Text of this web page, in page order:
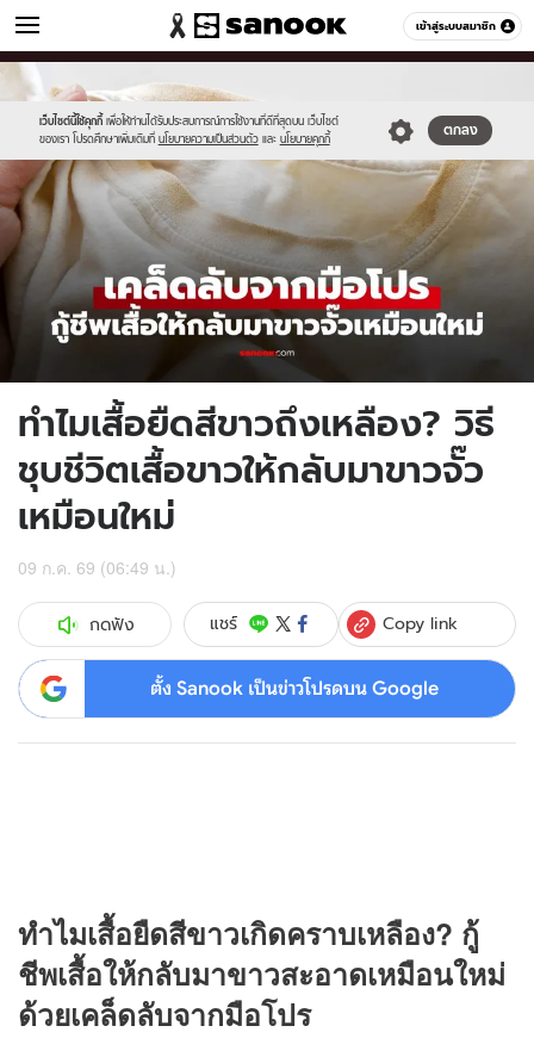
เข้าสู่ระบบสมาชิก
ผู้หญิง หมวดอื่นๆ
เว็บไซต์นี้ใช้คุกกี้ เพื่อให้ท่านได้รับประสบการณ์การใช้งานที่ดีที่สุดบน เว็บไซต์
ของเรา โปรดศึกษาเพิ่มเติมที่ นโยบายความเป็นส่วนตัว และ นโยบายคุกกี้
ตกลง
Sanook
//s.isanook.com/sr/0/images/logo-
new-
sanook.png
600
60
//s.isanook.com/wo/0/ud/54/270893/new-
thumbnail1200x720_v2.jpg
ทำไมเสื้อยืดสีขาวถึงเหลือง? วิธี
ชุบชีวิตเสื้อขาวให้กลับมาขาวจั๊ว
เหมือนใหม่
09 ก.ค. 69 (06:49 น.)
กดฟัง แชร์ Copy link
ตั้ง Sanook เป็นข่าวโปรดบน Google
ทำไมเสื้อยืดสีขาวเกิดคราบเหลือง? กู้
ชีพเสื้อให้กลับมาขาวสะอาดเหมือนใหม่
ด้วยเคล็ดลับจากมือโปร